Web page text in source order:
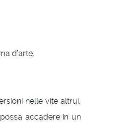
d’arte.
nelle vite altrui,
accadere in un